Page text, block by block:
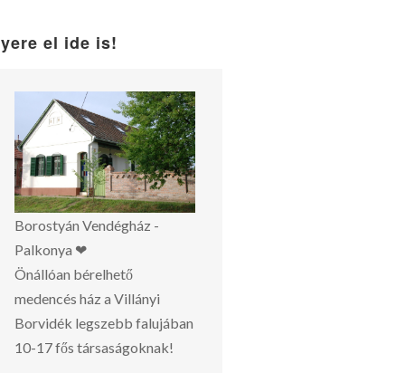
el ide is!
Borostyán Vendégház -
Palkonya ❤
Önállóan bérelhető
medencés ház a Villányi
Borvidék legszebb falujában
10-17 fős társaságoknak!